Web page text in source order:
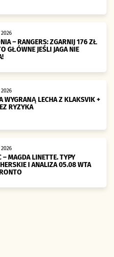
– RANGERS: ZGARNIJ 176 ZŁ
GŁÓWNE JEŚLI JAGA NIE
WYGRANĄ LECHA Z KLAKSVIK +
RYZYKA
– MAGDA LINETTE. TYPY
I ANALIZA 05.08 WTA